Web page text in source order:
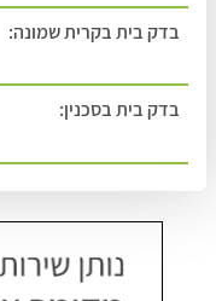
בדק בית בקרית שמונה:
בדק בית בסכנין: